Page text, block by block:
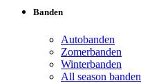
Banden
Autobanden
Zomerbanden
Winterbanden
All season banden